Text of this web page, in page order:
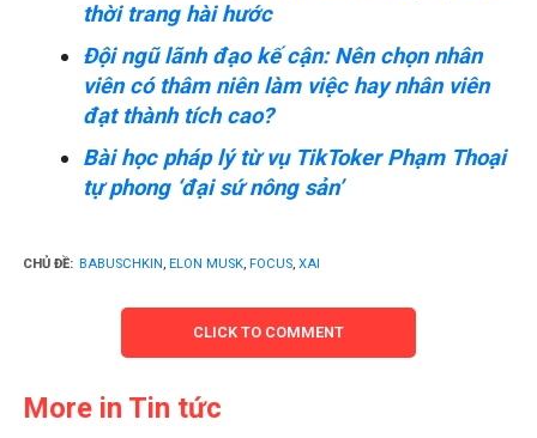
thời trang hài hước
Đội ngũ lãnh đạo kế cận: Nên chọn nhân
viên có thâm niên làm việc hay nhân viên
đạt thành tích cao?
Bài học pháp lý từ vụ TikToker Phạm Thoại
tự phong ‘đại sứ nông sản’
CHỦ ĐỀ: BABUSCHKIN , ELON MUSK, FOCUS, XAI
CLICK TO COMMENT
More in Tin tức